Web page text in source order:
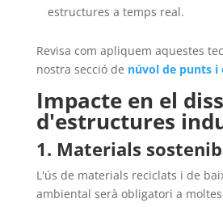
estructures a temps real.
Revisa com apliquem aquestes
nostra secció de núvol de punts i
Impacte en el
d'estructures
1. Materials
L'ús de materials reciclats i de
ambiental serà obligatori a